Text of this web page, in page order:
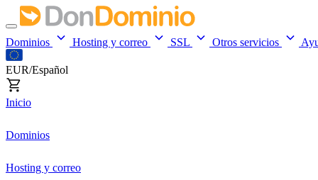
Dominios Hosting y correo SSL Otros servicios
EUR/Español
Inicio
Dominios
Hosting y correo